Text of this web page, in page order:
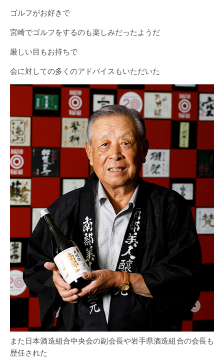
ゴルフがお好きで
宮崎でゴルフをするのも楽しみだったようだ
厳しい目もお持ちで
会に対しての多くのアドバイスもいただいた
また日本酒造組合中央会の副会長や岩手県酒造組合の会長も
歴任された